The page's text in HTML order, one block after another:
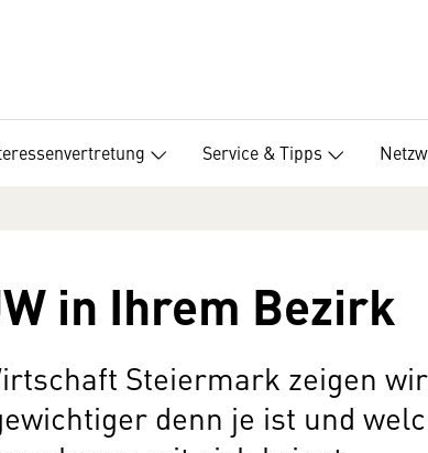
Service & Tipps
in Ihrem Bezirk
Steiermark zeigen
denn je ist und